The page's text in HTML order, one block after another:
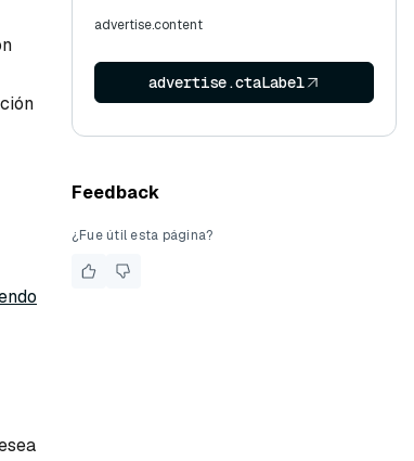
advertise.content
advertise.ctaLabel
Feedback
¿Fue útil esta página?